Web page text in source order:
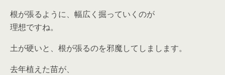
根が張るように、幅広く掘っていくのが
理想ですね。
土が硬いと、根が張るのを邪魔してしまします。
去年植えた苗が、